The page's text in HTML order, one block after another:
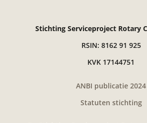
Stichting Serviceproject Rotary
RSIN: 8162 91 925
KVK 17144751
ANBI publicatie 2024
Statuten stichting